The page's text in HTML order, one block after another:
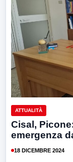
ATTUALITÀ
Cisal,
emergenza
18 DICEMBRE 2024